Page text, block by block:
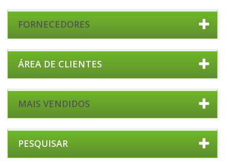
FORNECEDORES
ÁREA DE CLIENTES
MAIS VENDIDOS
PESQUISAR